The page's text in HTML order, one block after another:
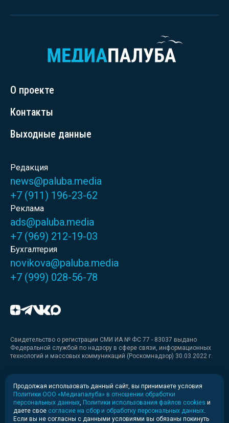
О проекте
Контакты
Выходные данные
Редакция
news@paluba.media
+7 (911) 196-23-62
Реклама
ads@paluba.media
+7 (969) 212-19-03
Бухгалтерия
novikova@paluba.media
+7 (999) 028-56-78
Свидетельство о регистрации СМИ ИА № ФС 77 - 83037 выдано
Федеральной службой по надзору в сфере связи, информационных
технологий и массовых коммуникаций (Роскомнадзор) 30.03.2022 г.
Медиакит
Медиакит для печати
Продолжая использовать данный сайт, вы принимаете условия
Политики ООО «Медиапалуба» в отношении обработки
персональных данных Политики использования файлов cookies и
даете свое согласие на сбор и обработку персональных данных
Если вы не согласны с данными условиями вы обязаны покинуть